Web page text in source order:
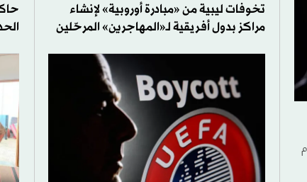
تخوفات ليبية من «مبادرة أوروبية» لإنشاء
مراكز بدول أفريقية لـ«المهاجرين» المرحّلين